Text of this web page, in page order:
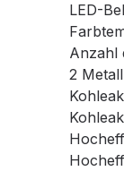
LED-
Anzahl
2